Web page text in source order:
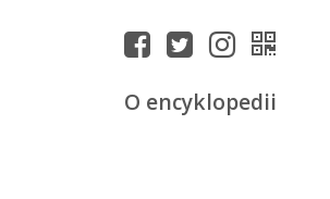
O encyklopedii